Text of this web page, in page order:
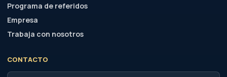
Programa de referidos
Empresa
Trabaja con nosotros
CONTACTO